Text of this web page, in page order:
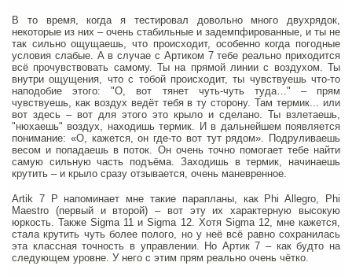
В то время, когда я тестировал довольно много двухрядок,
некоторые из них – очень стабильные и задемпфированные, и ты не
так сильно ощущаешь, что происходит, особенно когда погодные
условия слабые. А в случае с Артиком 7 тебе реально приходится
всё прочувствовать самому. Ты на прямой линии с воздухом. Ты
внутри ощущения, что с тобой происходит, ты чувствуешь что-то
наподобие этого: "О, вот тянет чуть-чуть туда…" – прям
чувствуешь, как воздух ведёт тебя в ту сторону. Там термик... или
вот здесь – вот для этого это крыло и сделано. Ты взлетаешь,
"нюхаешь" воздух, находишь термик. И в дальнейшем появляется
понимание: «О, кажется, он где-то вот тут рядом». Подруливаешь
весом и попадаешь в поток. Он очень точно помогает тебе найти
самую сильную часть подъёма. Заходишь в термик, начинаешь
крутить – и крыло сразу отзывается, очень маневренное.
Artik 7 P напоминает мне такие парапланы, как Phi Allegro, Phi
Maestro (первый и второй) – вот эту их характерную высокую
юркость. Также Sigma 11 и Sigma 12. Хотя Sigma 12, мне кажется,
стала крутить чуть более полого, но у неё всё равно сохранилась
эта классная точность в управлении. Но Артик 7 – как будто на
следующем уровне. У него с этим прям реально очень чётко.